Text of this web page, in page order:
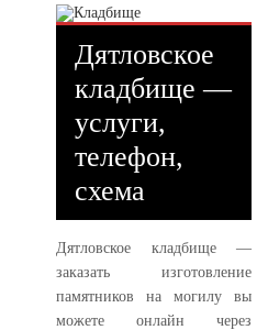
Дятловское
кладбище —
услуги,
телефон,
схема
Дятловское кладбище —
заказать изготовление
памятников на могилу вы
можете онлайн через